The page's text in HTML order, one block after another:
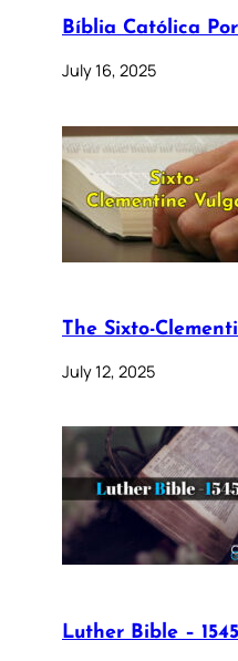
Bíblia Católica
July 16, 2025
The Sixto-
July 12, 2025
Luther Bible – 1545